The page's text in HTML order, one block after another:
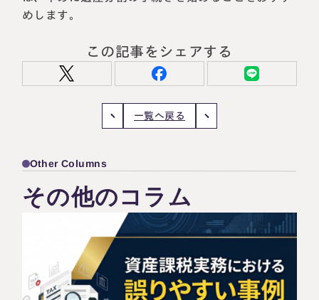
めします。
この記事をシェアする
一覧へ戻る
Other Columns
その他のコラム